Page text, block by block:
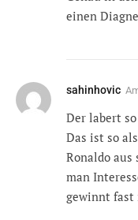
einen
sahinhovic
Der labert
Das ist so
Ronaldo
man
gewinnt fast